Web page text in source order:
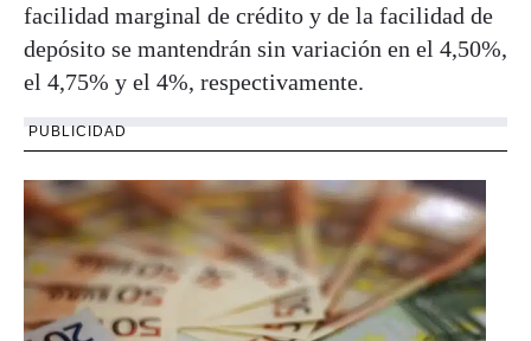
facilidad marginal de crédito y de la facilidad de
depósito se mantendrán sin variación en el 4,50%,
el 4,75% y el 4%, respectivamente.
PUBLICIDAD